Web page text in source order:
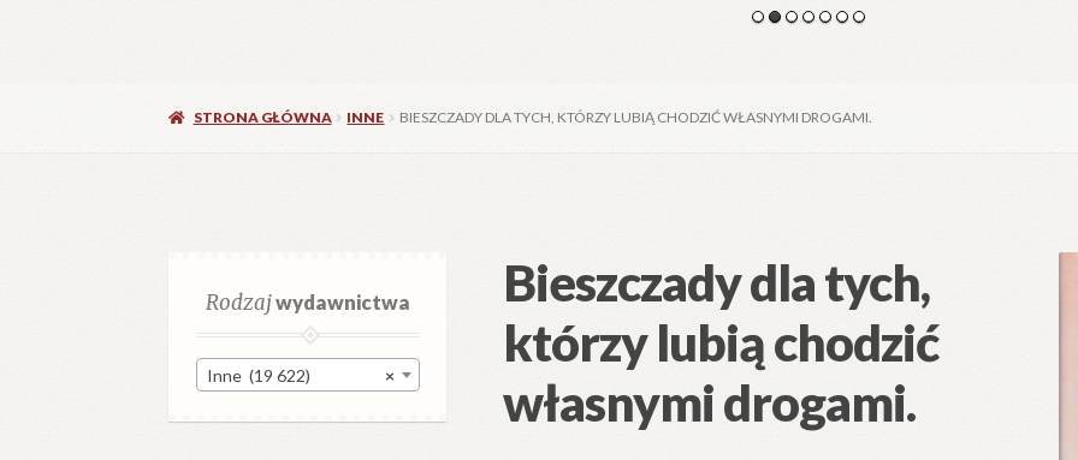
STRONA GŁÓWNA INNE BIESZCZADY DLA TYCH, KTÓRZY LUBIĄ CHODZIĆ WŁASNYMI DROGAMI.
Bieszczady dla tych,
którzy lubią chodzić
własnymi drogami.
Rodzajwydawnictwa
×
Inne (19 622)